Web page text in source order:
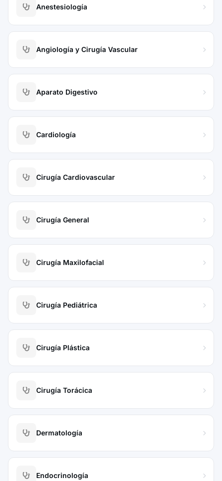
Anestesiología
Angiología y Cirugía Vascular
Aparato Digestivo
Cardiología
Cirugía Cardiovascular
Cirugía General
Cirugía Maxilofacial
Cirugía Pediátrica
Cirugía Plástica
Cirugía Torácica
Dermatología
Endocrinología